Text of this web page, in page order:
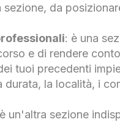
da
: è una
e di rendere
tuoi precedenti
durata, la località, i
un'altra sezione